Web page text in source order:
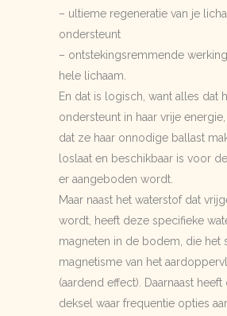
– ultieme regeneratie van je
ondersteunt
– ontstekingsremmende
hele lichaam.
En dat is logisch, want alles dat
ondersteunt in haar vrije
dat ze haar onnodige ballast
loslaat en beschikbaar is voor
er aangeboden wordt.
Maar naast het waterstof dat
wordt, heeft deze specifieke
magneten in de bodem, die het
magnetisme van het
(aardend effect). Daarnaast
deksel waar frequentie opties